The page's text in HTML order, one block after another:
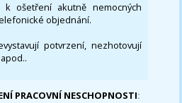
ošetření akutně nemocných
objednání.
potvrzení, nezhotovují
PRACOVNÍ NESCHOPNOSTI: